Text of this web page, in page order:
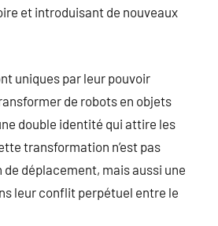
et introduisant de nouveaux
uniques par leur pouvoir
de robots en objets
double identité qui attire les
transformation n’est pas
déplacement, mais aussi une
leur conflit perpétuel entre le